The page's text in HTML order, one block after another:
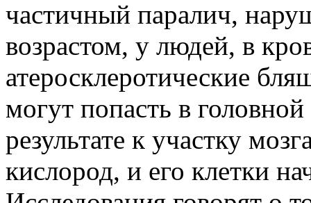
частичный паралич,
возрастом, у людей, в
атеросклеротические
могут попасть в
результате к участку
кислород, и его клетки